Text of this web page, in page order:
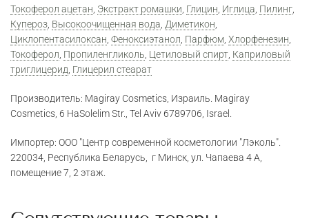
Токоферол ацетан Экстракт ромашки Глицин Иглица Пилинг
Купероз Высокоочищенная вода Диметикон
Циклопентасилоксан Феноксиэтанол Парфюм Хлорфенезин
Токоферол Пропиленгликоль Цетиловый спирт Каприловый
триглицерид Глицерил стеарат
Производитель: Magiray Cosmetics, Израиль. Magiray
Cosmetics, 6 HaSolelim Str., Tel Aviv 6789706, Israel.
Импортер: ООО "Центр современной косметологии "Лэколь".
220034, Республика Беларусь, г Минск, ул. Чапаева 4 A,
помещение 7, 2 этаж.